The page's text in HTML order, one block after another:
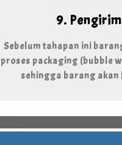
9.
Sebelum tahapan ini
proses packaging (bubble
sehingga barang akan